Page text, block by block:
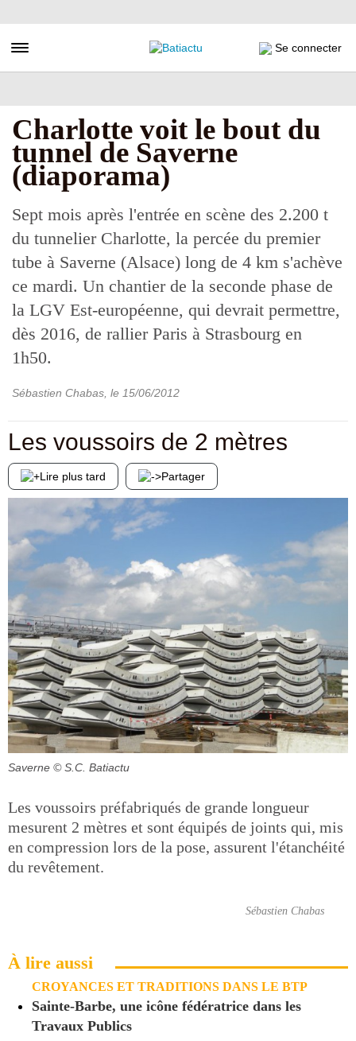
au
principal
Toggle navigation Se connecter
Charlotte voit le bout du
tunnel de Saverne
(diaporama)
Sept mois après l'entrée en scène des 2.200 t
du tunnelier Charlotte, la percée du premier
tube à Saverne (Alsace) long de 4 km s'achève
ce mardi. Un chantier de la seconde phase de
la LGV Est-européenne, qui devrait permettre,
dès 2016, de rallier Paris à Strasbourg en
1h50.
Sébastien Chabas , le 15/06/2012
Les voussoirs de 2 mètres
Lire plus tard Partager
Saverne © S.C. Batiactu
Les voussoirs préfabriqués de grande longueur
mesurent 2 mètres et sont équipés de joints qui, mis
en compression lors de la pose, assurent l'étanchéité
du revêtement.
Sébastien Chabas
À lire aussi
CROYANCES ET TRADITIONS DANS LE BTP
Sainte-Barbe, une icône fédératrice dans les
Travaux Publics